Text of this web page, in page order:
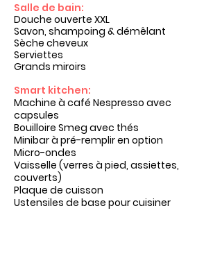
Salle de bain:
Douche ouverte XXL
Savon, shampoing & démêlant
Sèche cheveux
Serviettes
Grands miroirs
Smart kitchen:
Machine à café Nespresso avec
capsules
Bouilloire Smeg avec thés
Minibar à pré-rempliren option
Micro-ondes
Vaisselle (verres à pied, assiettes,
couverts)
Plaque de cuisson
Ustensiles de base pour cuisiner